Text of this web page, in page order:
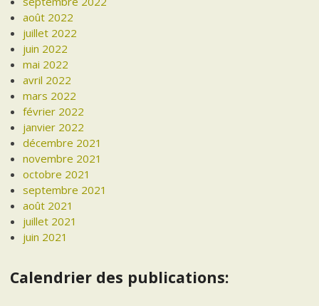
août 2022
juillet 2022
juin 2022
mai 2022
avril 2022
mars 2022
février 2022
janvier 2022
décembre 2021
novembre 2021
octobre 2021
septembre 2021
août 2021
juillet 2021
juin 2021
Calendrier des publications: